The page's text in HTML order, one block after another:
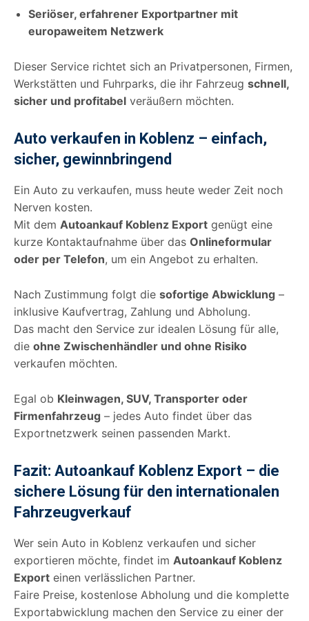
Seriöser, erfahrener Exportpartner mit
europaweitem Netzwerk
Dieser Service richtet sich an Privatpersonen, Firmen,
Werkstätten und Fuhrparks, die ihr Fahrzeug schnell,
sicher und profitabel veräußern möchten.
Auto verkaufen in Koblenz – einfach,
sicher, gewinnbringend
Ein Auto zu verkaufen, muss heute weder Zeit noch
Nerven kosten.
Mit dem Autoankauf Koblenz Export genügt eine
kurze Kontaktaufnahme über das Onlineformular
oder per Telefon, um ein Angebot zu erhalten.
Nach Zustimmung folgt die sofortige Abwicklung –
inklusive Kaufvertrag, Zahlung und Abholung.
Das macht den Service zur idealen Lösung für alle,
die ohne Zwischenhändler und ohne Risiko
verkaufen möchten.
Egal ob Kleinwagen, SUV, Transporter oder
Firmenfahrzeug – jedes Auto findet über das
Exportnetzwerk seinen passenden Markt.
Fazit: Autoankauf Koblenz Export – die
sichere Lösung für den internationalen
Fahrzeugverkauf
Wer sein Auto in Koblenz verkaufen und sicher
exportieren möchte, findet im Autoankauf Koblenz
Export einen verlässlichen Partner.
Faire Preise, kostenlose Abholung und die komplette
Exportabwicklung machen den Service zu einer der